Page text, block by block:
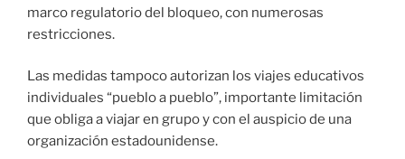
marco regulatorio del bloqueo, con numerosas
restricciones.
Las medidas tampoco autorizan los viajes educativos
individuales “pueblo a pueblo”, importante limitación
que obliga a viajar en grupo y con el auspicio de una
organización estadounidense.